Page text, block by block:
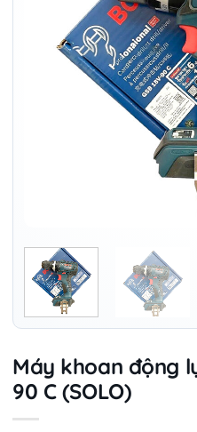
Máy khoan động
90 C (SOLO)